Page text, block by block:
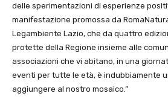
delle sperimentazioni di esperienze
manifestazione promossa da
Legambiente Lazio, che da quattro
protette della Regione insieme alle
associazioni che vi abitano, in una
eventi per tutte le età, è indubbiamente
aggiungere al nostro mosaico.”